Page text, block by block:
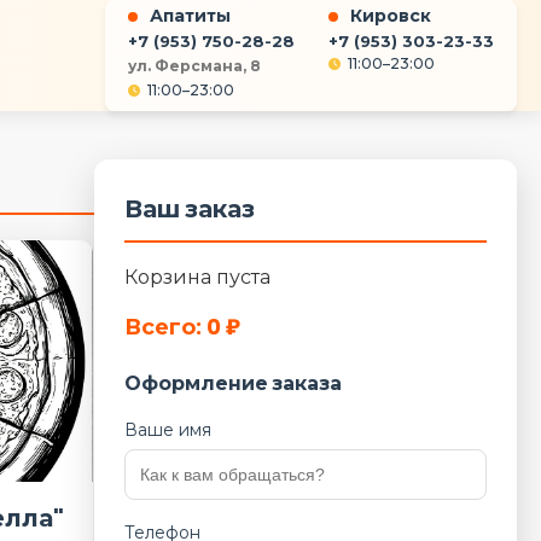
Апатиты
+7 (953) 750-28-28
ул. Ферсмана, 8
11:00–23:00
Кировск
+7 (953) 303-23-33
11:00–23:00
Ваш заказ
Корзина пуста
Всего: 0 ₽
Оформление заказа
Ваше имя
Телефон